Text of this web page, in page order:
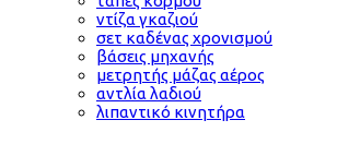
ντίζα γκαζιού
σετ καδένας χρονισμού
βάσεις μηχανής
μετρητής μάζας αέρος
αντλία λαδιού
λιπαντικό κινητήρα